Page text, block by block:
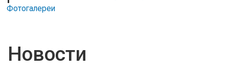
Фотогалереи
Новости